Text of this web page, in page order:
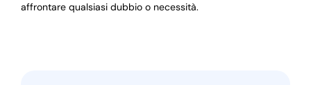
affrontare qualsiasi dubbio o necessità.